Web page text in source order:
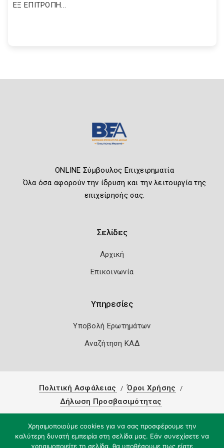
ΕΞ ΕΠΙΤΡΟΠΗ...
ONLINE Σύμβουλος Επιχειρηματία
Όλα όσα αφορούν την ίδρυση και την λειτουργία της
επιχείρησής σας.
Σελίδες
Αρχική
Επικοινωνία
Υπηρεσίες
Υποβολή Ερωτημάτων
Αναζήτηση ΚΑΔ
Πολιτική Ασφάλειας
Όροι Χρήσης
Δήλωση Προσβασιμότητας
Χρησιμοποιούμε cookies για να σας προσφέρουμε την
καλύτερη δυνατή εμπειρία στη σελίδα μας. Εάν συνεχίσετε να
χρησιμοποιείτε τη σελίδα, θα υποθέσουμε πως είστε